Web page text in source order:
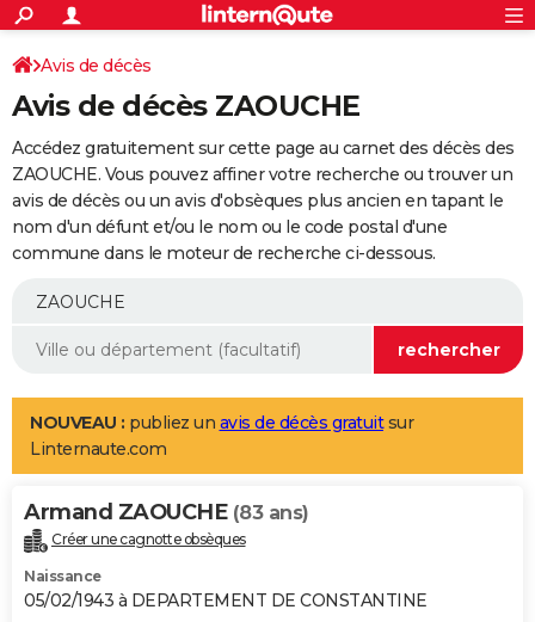
ACTUALITÉS
Politique
Société
Faits Divers
Education
Monde
Villes
+
SPORT
Coupe du monde 2026
Football
Tennis
Cyclisme
Rugby
Forum
Programme TV
TNT
Streaming
Cinéma
Sorties cinéma
Musique
+FINANCE
Retraite
Epargne
Immobilier
Risques naturels par ville
Banque
Assurance
AUTO
Essais
Réserver un essai
Citadines
Berlines
SUV
Forum auto
+
Mobiles
Meilleur smartphone
Internet
Ordinateurs
Jeux vidéo
Guide high-tech
Aménagement intérieur
LIFESTYLE
Art de vivre
Bien-être
Loisirs
Mode
Modes de vie
Alimentation
Guide de la santé
Maladies
Médicaments
Sommeil
VOYAGE
Destinations
City break
Voyage nature
Voyage de noces
Forum
Climat
+PHOTO
GUIDES D'ACHAT
Avis de décès
Avis de décès ZAOUCHE
Accédez gratuitement sur cette page au carnet des décès des
ZAOUCHE. Vous pouvez affiner votre recherche ou trouver un
avis de décès ou un avis d'obsèques plus ancien en tapant le
nom d'un défunt et/ou le nom ou le code postal d'une
commune dans le moteur de recherche ci-dessous.
NOUVEAU : publiez un avis de décès gratuitsur
Linternaute.com
Armand ZAOUCHE (83 ans)
Créer une cagnotte obsèques
Naissance
05/02/1943 à DEPARTEMENT DE CONSTANTINE